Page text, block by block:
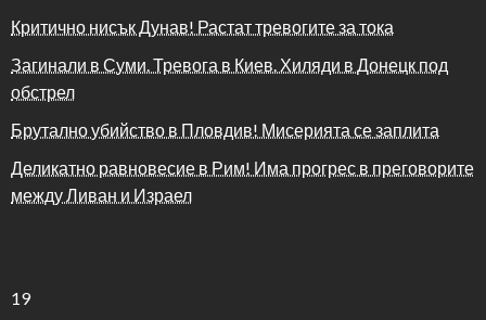
Критично нисък Дунав! Растат тревогите за тока
Загинали в Суми. Тревога в Киев. Хиляди в Донецк под
обстрел
Брутално убийство в Пловдив! Мисерията се заплита
Деликатно равновесие в Рим! Има прогрес в преговорите
между Ливан и Израел
19